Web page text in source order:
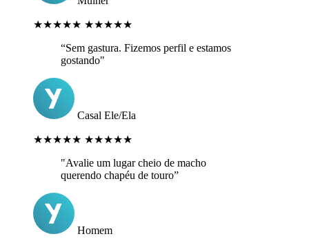
★★★★★ ★★★★★
“Sem gastura. Fizemos perfil e estamos
gostando"
Casal Ele/Ela
★★★★★ ★★★★★
"Avalie um lugar cheio de macho
querendo chapéu de touro”
Homem